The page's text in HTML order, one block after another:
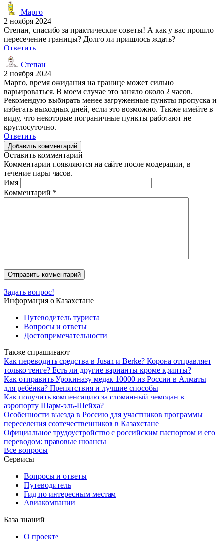
Марго
2 ноября 2024
Степан, спасибо за практические советы! А как у вас прошло
пересечение границы? Долго ли пришлось ждать?
Ответить
Степан
2 ноября 2024
Марго, время ожидания на границе может сильно
варьироваться. В моем случае это заняло около 2 часов.
Рекомендую выбирать менее загруженные пункты пропуска и
избегать выходных дней, если это возможно. Также имейте в
виду, что некоторые пограничные пункты работают не
круглосуточно.
Ответить
Добавить комментарий
Оставить комментарий
Комментарии появляются на сайте после модерации, в
течение пары часов.
Имя
Комментарий *
Задать вопрос!
Информация о Казахстане
Путеводитель туриста
Вопросы и ответы
Достопримечательности
Также спрашивают
Как переводить средства в Jusan и Berke? Корона отправляет
только тенге? Есть ли другие варианты кроме крипты?
Как отправить Урокиназу медак 10000 из России в Алматы
для ребёнка? Препятствия и лучшие способы
Как получить компенсацию за сломанный чемодан в
аэропорту Шарм-эль-Шейха?
Особенности выезда в Россию для участников программы
переселения соотечественников в Казахстане
Официальное трудоустройство с российским паспортом и его
переводом: правовые нюансы
Все вопросы
Сервисы
Вопросы и ответы
Путеводитель
Гид по интересным местам
Авиакомпании
База знаний
О проекте